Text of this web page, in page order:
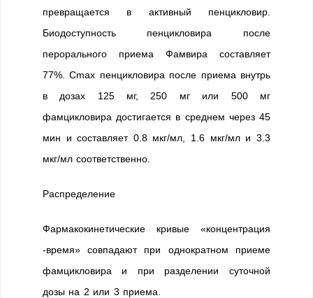
превращается в активный пенцикловир.
Биодоступность пенцикловира после
перорального приема Фамвира составляет
77%. Cmax пенцикловира после приема внутрь
в дозах 125 мг, 250 мг или 500 мг
фамцикловира достигается в среднем через 45
мин и составляет 0.8 мкг/мл, 1.6 мкг/мл и 3.3
мкг/мл соответственно.
Распределение
Фармакокинетические кривые «концентрация
-время» совпадают при однократном приеме
фамцикловира и при разделении суточной
дозы на 2 или 3 приема.